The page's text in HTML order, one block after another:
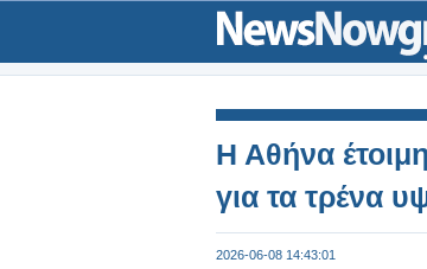
Η Αθήνα
για τα τρένα
2026-06-08 14:43:01